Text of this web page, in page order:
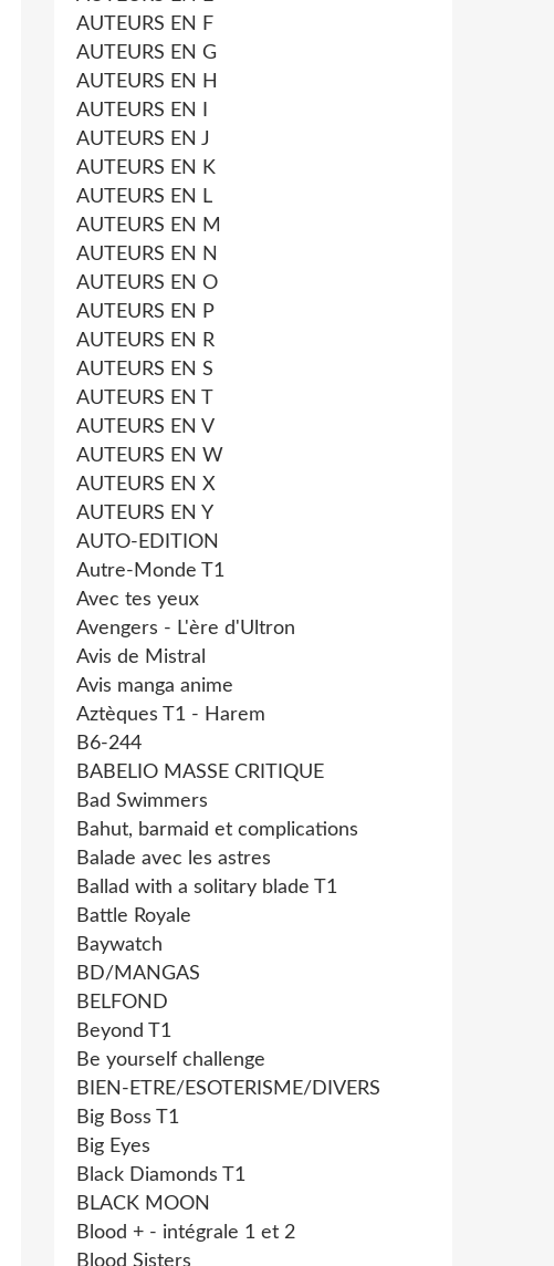
AUTEURS EN F
AUTEURS EN G
AUTEURS EN H
AUTEURS EN I
AUTEURS EN J
AUTEURS EN K
AUTEURS EN L
AUTEURS EN M
AUTEURS EN N
AUTEURS EN O
AUTEURS EN P
AUTEURS EN R
AUTEURS EN S
AUTEURS EN T
AUTEURS EN V
AUTEURS EN W
AUTEURS EN X
AUTEURS EN Y
AUTO-EDITION
Autre-Monde T1
Avec tes yeux
Avengers - L'ère d'Ultron
Avis de Mistral
Avis manga anime
Aztèques T1 - Harem
B6-244
BABELIO MASSE CRITIQUE
Bad Swimmers
Bahut, barmaid et complications
Balade avec les astres
Ballad with a solitary blade T1
Battle Royale
Baywatch
BD/MANGAS
BELFOND
Beyond T1
Be yourself challenge
BIEN-ETRE/ESOTERISME/DIVERS
Big Boss T1
Big Eyes
Black Diamonds T1
BLACK MOON
Blood + - intégrale 1 et 2
Blood Sisters